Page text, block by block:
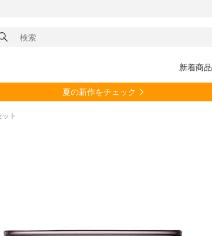
新着商品
夏の新作をチェック
ト